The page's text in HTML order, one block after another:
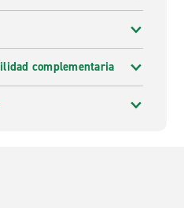
complementaria